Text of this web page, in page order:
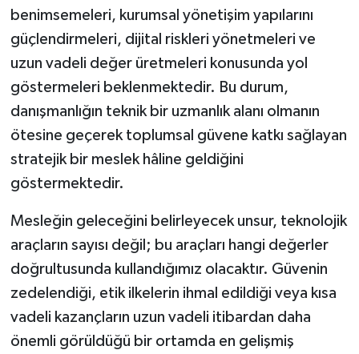
benimsemeleri, kurumsal yönetişim yapılarını
güçlendirmeleri, dijital riskleri yönetmeleri ve
uzun vadeli değer üretmeleri konusunda yol
göstermeleri beklenmektedir. Bu durum,
danışmanlığın teknik bir uzmanlık alanı olmanın
ötesine geçerek toplumsal güvene katkı sağlayan
stratejik bir meslek hâline geldiğini
göstermektedir.
Mesleğin geleceğini belirleyecek unsur, teknolojik
araçların sayısı değil; bu araçları hangi değerler
doğrultusunda kullandığımız olacaktır. Güvenin
zedelendiği, etik ilkelerin ihmal edildiği veya kısa
vadeli kazançların uzun vadeli itibardan daha
önemli görüldüğü bir ortamda en gelişmiş